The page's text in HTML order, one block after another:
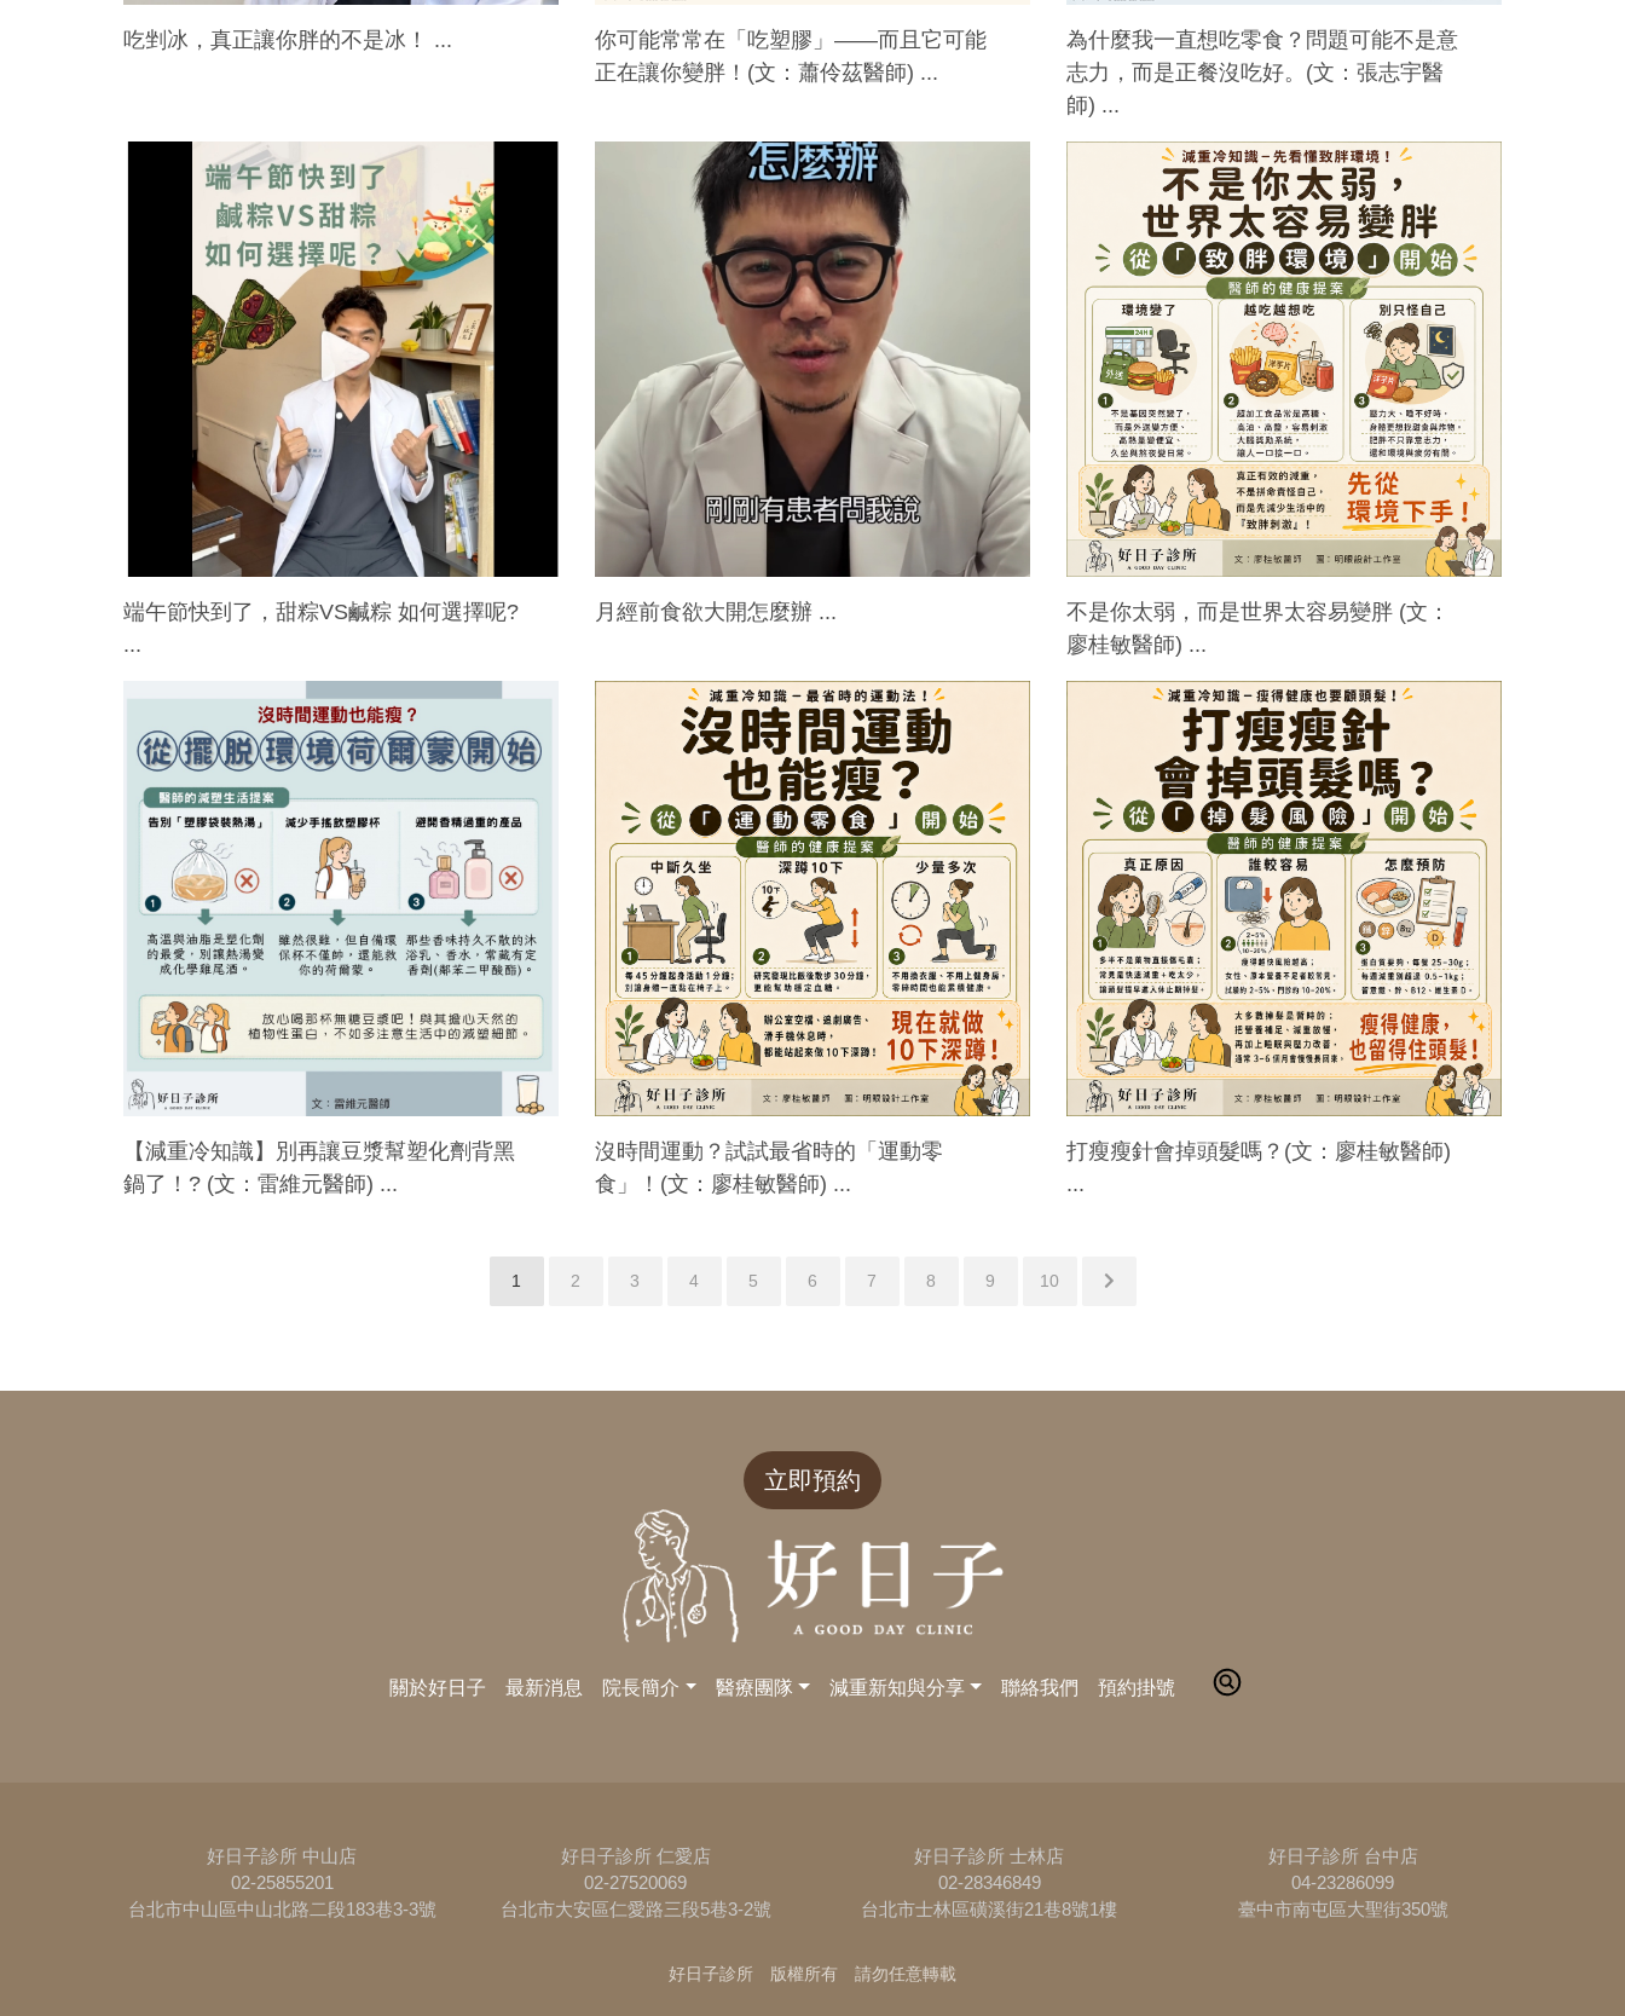
吃剉冰，真正讓你胖的不是冰！ ...
你可能常常在「吃塑膠」——而且它可能
正在讓你變胖！(文：蕭伶茲醫師) ...
為什麼我一直想吃零食？問題可能不是意
志力，而是正餐沒吃好。(文：張志宇醫
師) ...
端午節快到了，甜粽VS鹹粽 如何選擇呢?
...
月經前食欲大開怎麼辦 ...
不是你太弱，而是世界太容易變胖 (文：
廖桂敏醫師) ...
【減重冷知識】別再讓豆漿幫塑化劑背黑
鍋了！? (文：雷維元醫師) ...
沒時間運動？試試最省時的「運動零
食」！(文：廖桂敏醫師) ...
打瘦瘦針會掉頭髮嗎？(文：廖桂敏醫師)
...
1 2 3 4 5 6 7 8 9 10
立即預約
關於好日子 最新消息 院長簡介 醫療團隊 減重新知與分享 聯絡我們 預約掛號
好日子診所 中山店
02-25855201
台北市中山區中山北路二段183巷3-3號
好日子診所 仁愛店
02-27520069
台北市大安區仁愛路三段5巷3-2號
好日子診所 士林店
02-28346849
台北市士林區磺溪街21巷8號1樓
好日子診所 台中店
04-23286099
臺中市南屯區大聖街350號
好日子診所 版權所有 請勿任意轉載